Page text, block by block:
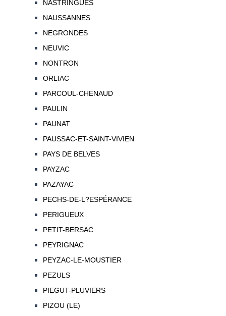
NASTRINGUES
NAUSSANNES
NEGRONDES
NEUVIC
NONTRON
ORLIAC
PARCOUL-CHENAUD
PAULIN
PAUNAT
PAUSSAC-ET-SAINT-VIVIEN
PAYS DE BELVES
PAYZAC
PAZAYAC
PECHS-DE-L?ESPÉRANCE
PERIGUEUX
PETIT-BERSAC
PEYRIGNAC
PEYZAC-LE-MOUSTIER
PEZULS
PIEGUT-PLUVIERS
PIZOU (LE)